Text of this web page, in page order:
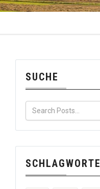
SUCHE
SCHLAGWORTE